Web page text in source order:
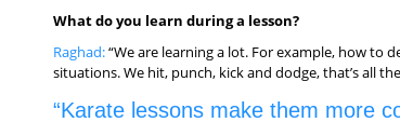
What do you learn during a lesson?
Raghad:“We are learning a lot. For example, how to
situations. We hit, punch, kick and dodge, that’s all
“Karate lessons make them more